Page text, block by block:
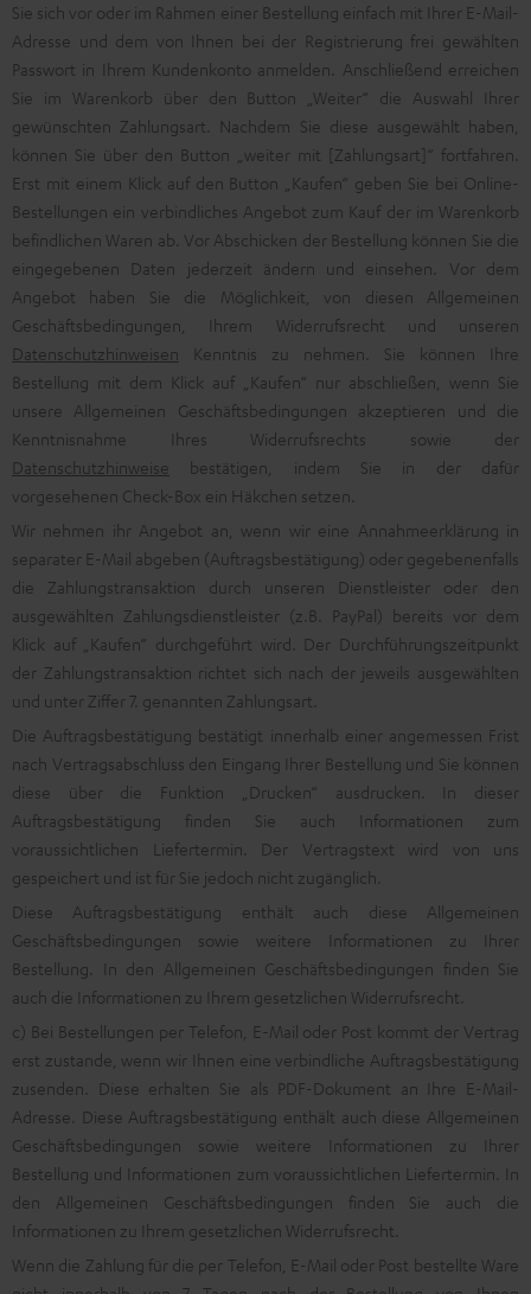
Sie sich vor oder im Rahmen einer Bestellung einfach mit Ihrer E-Mail-
Adresse und dem von Ihnen bei der Registrierung frei gewählten
Passwort in Ihrem Kundenkonto anmelden. Anschließend erreichen
Sie im Warenkorb über den Button „Weiter“ die Auswahl Ihrer
gewünschten Zahlungsart. Nachdem Sie diese ausgewählt haben,
können Sie über den Button „weiter mit [Zahlungsart]“ fortfahren.
Erst mit einem Klick auf den Button „Kaufen“ geben Sie bei Online-
Bestellungen ein verbindliches Angebot zum Kauf der im Warenkorb
befindlichen Waren ab. Vor Abschicken der Bestellung können Sie die
eingegebenen Daten jederzeit ändern und einsehen. Vor dem
Angebot haben Sie die Möglichkeit, von diesen Allgemeinen
Geschäftsbedingungen, Ihrem Widerrufsrecht und unseren
Datenschutzhinweisen Kenntnis zu nehmen. Sie können Ihre
Bestellung mit dem Klick auf „Kaufen“ nur abschließen, wenn Sie
unsere Allgemeinen Geschäftsbedingungen akzeptieren und die
Kenntnisnahme Ihres Widerrufsrechts sowie der
Datenschutzhinweise bestätigen, indem Sie in der dafür
vorgesehenen Check-Box ein Häkchen setzen.
Wir nehmen ihr Angebot an, wenn wir eine Annahmeerklärung in
separater E-Mail abgeben (Auftragsbestätigung) oder gegebenenfalls
die Zahlungstransaktion durch unseren Dienstleister oder den
ausgewählten Zahlungsdienstleister (z.B. PayPal) bereits vor dem
Klick auf „Kaufen“ durchgeführt wird. Der Durchführungszeitpunkt
der Zahlungstransaktion richtet sich nach der jeweils ausgewählten
und unter Ziffer 7. genannten Zahlungsart.
Die Auftragsbestätigung bestätigt innerhalb einer angemessen Frist
nach Vertragsabschluss den Eingang Ihrer Bestellung und Sie können
diese über die Funktion „Drucken“ ausdrucken. In dieser
Auftragsbestätigung finden Sie auch Informationen zum
voraussichtlichen Liefertermin. Der Vertragstext wird von uns
gespeichert und ist für Sie jedoch nicht zugänglich.
Diese Auftragsbestätigung enthält auch diese Allgemeinen
Geschäftsbedingungen sowie weitere Informationen zu Ihrer
Bestellung. In den Allgemeinen Geschäftsbedingungen finden Sie
auch die Informationen zu Ihrem gesetzlichen Widerrufsrecht.
c) Bei Bestellungen per Telefon, E-Mail oder Post kommt der Vertrag
erst zustande, wenn wir Ihnen eine verbindliche Auftragsbestätigung
zusenden. Diese erhalten Sie als PDF-Dokument an Ihre E-Mail-
Adresse. Diese Auftragsbestätigung enthält auch diese Allgemeinen
Geschäftsbedingungen sowie weitere Informationen zu Ihrer
Bestellung und Informationen zum voraussichtlichen Liefertermin. In
den Allgemeinen Geschäftsbedingungen finden Sie auch die
Informationen zu Ihrem gesetzlichen Widerrufsrecht.
Wenn die Zahlung für die per Telefon, E-Mail oder Post bestellte Ware